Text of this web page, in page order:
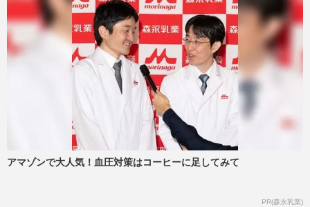
巨人・高梨雄平投手に”お泊まり不倫”報道
も「ゾンビのせいで不倫がかわいく見え
る」ファンの反応が示す野…
週刊女性PRIME
阪神タイガース・元山飛優の落球エラーに
DeNA・牧秀悟もビックリ！2連覇目指す
藤川球児監督の“泣きどころ…
週刊女性PRIME
【高校野球７イニング制】に巨人・田中将
アマゾンで大人気！血圧対策はコーヒーに足してみて
PR(森永乳業)